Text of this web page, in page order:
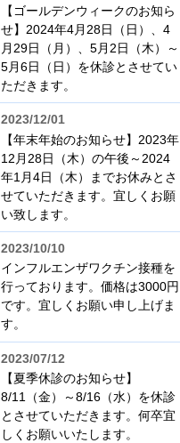
【ゴールデンウィークのお知ら
せ】2024年4月28日（日）、4
月29日（月）、5月2日（木）～
5月6日（日）を休診とさせてい
ただきます。
2023/12/01
【年末年始のお知らせ】2023年
12月28日（木）の午後～2024
年1月4日（木）までお休みとさ
せていただきます。宜しくお願
い致します。
2023/10/10
インフルエンザワクチン接種を
行っております。価格は3000円
です。宜しくお願い申し上げま
す。
2023/07/12
【夏季休診のお知らせ】
8/11（金）～8/16（水）を休診
とさせていただきます。何卒宜
しくお願いいたします。